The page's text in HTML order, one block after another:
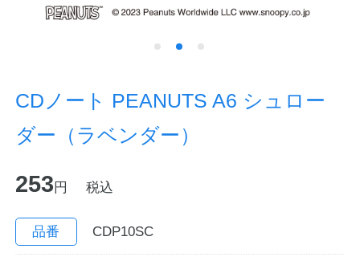
アンケート
企業情報 SDGsと未来
カタログ
English
CDノート PEANUTS A6 シュロー
ダー（ラベンダー）
253 円 税込
品番 CDP10SC